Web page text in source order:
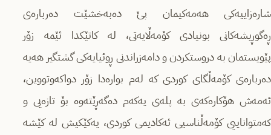
شارەزاییەکى هەمەکیمان پێ دەبەخشێت دەربارەى
ڕەگوڕیشەکانى بونیادى کۆمەڵایەتى، لە کاتێکدا ئێمە زۆر
پێویستمان بە دروستکردن و دامەزراندنى ڕوئیایەکى گشتگیر هەیە
دەربارەى کۆمەڵگاى کوردى کە لەم بوارەدا زۆر دواکەوتووین،
ئەمەش هۆکارەکەى بە پلەى یەکەم دەگەڕێتەوە بۆ تازەیی و
کەمتواناییی کۆمەڵناسیى ئەکادیمى کوردی، یەکێکیش لە کێشە